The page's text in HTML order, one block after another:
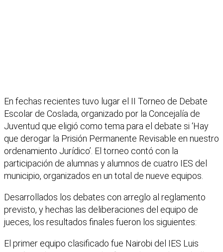
En fechas recientes tuvo lugar el II Torneo de Debate
Escolar de Coslada, organizado por la Concejalía de
Juventud que eligió como tema para el debate si ‘Hay
que derogar la Prisión Permanente Revisable en nuestro
ordenamiento Jurídico’. El torneo contó con la
participación de alumnas y alumnos de cuatro IES del
municipio, organizados en un total de nueve equipos.
Desarrollados los debates con arreglo al reglamento
previsto, y hechas las deliberaciones del equipo de
jueces, los resultados finales fueron los siguientes:
El primer equipo clasificado fue Nairobi del IES Luis